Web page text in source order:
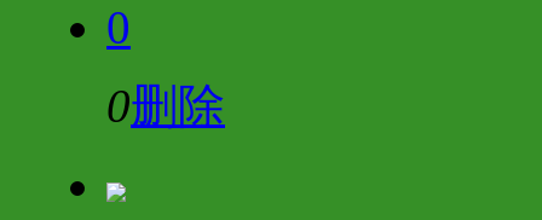
0
0删除